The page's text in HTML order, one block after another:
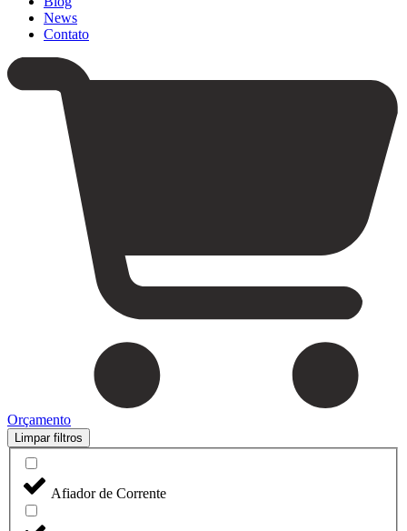
News
Contato
Orçamento
Limpar filtros
Afiador de Corrente